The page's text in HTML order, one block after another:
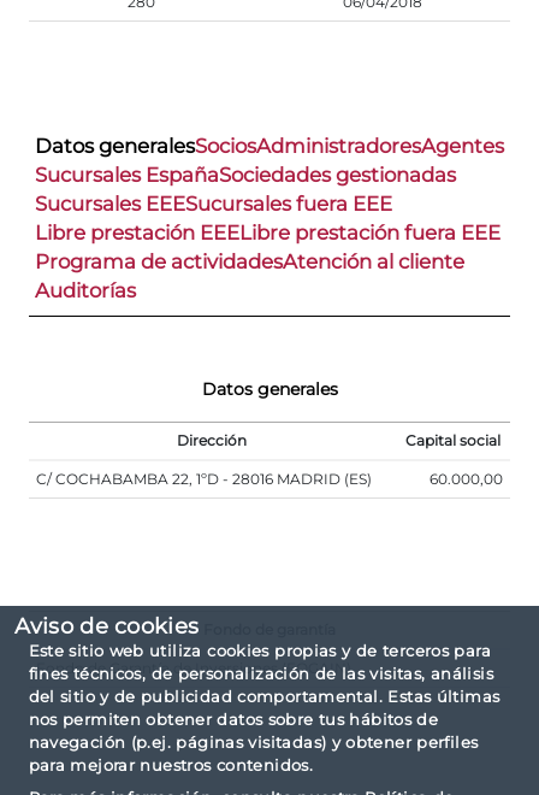
Aviso de cookies
Este sitio web utiliza cookies propias y de terceros para
fines técnicos, de personalización de las visitas, análisis
del sitio y de publicidad comportamental. Estas últimas
nos permiten obtener datos sobre tus hábitos de
navegación (p.ej. páginas visitadas) y obtener perfiles
para mejorar nuestros contenidos.
Datos generalesSociosAdministradoresAgentes
Sucursales EspañaSociedades gestionadas
Sucursales EEESucursales fuera EEE
Libre prestación EEELibre prestación fuera EEE
Programa de actividadesAtención al cliente
Auditorías
Datos generales
Dirección Capital social
C/ COCHABAMBA 22, 1ºD - 28016 MADRID (ES) 60.000,00
Fondo de Garantía de Inversiones (FOGAIN)